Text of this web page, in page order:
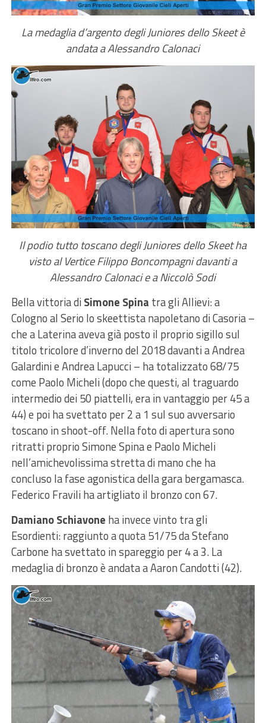
La medaglia d’argento degli Juniores dello Skeet è
andata a Alessandro Calonaci
Il podio tutto toscano degli Juniores dello Skeet ha
visto al Vertice Filippo Boncompagni davanti a
Alessandro Calonaci e a Niccolò Sodi
Bella vittoria diSimone Spina tra gli Allievi: a
Cologno al Serio lo skeettista napoletano di Casoria –
che a Laterina aveva già posto il proprio sigillo sul
titolo tricolore d’inverno del 2018 davanti a Andrea
Galardini e Andrea Lapucci – ha totalizzato 68/75
come Paolo Micheli (dopo che questi, al traguardo
intermedio dei 50 piattelli, era in vantaggio per 45 a
44) e poi ha svettato per 2 a 1 sul suo avversario
toscano in shoot-off. Nella foto di apertura sono
ritratti proprio Simone Spina e Paolo Micheli
nell’amichevolissima stretta di mano che ha
concluso la fase agonistica della gara bergamasca.
Federico Fravili ha artigliato il bronzo con 67.
Damiano Schiavone ha invece vinto tra gli
Esordienti: raggiunto a quota 51/75 da Stefano
Carbone ha svettato in spareggio per 4 a 3. La
medaglia di bronzo è andata a Aaron Candotti (42).